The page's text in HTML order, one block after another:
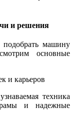
и решения
машину
основные
и карьеров
техника
и надежные